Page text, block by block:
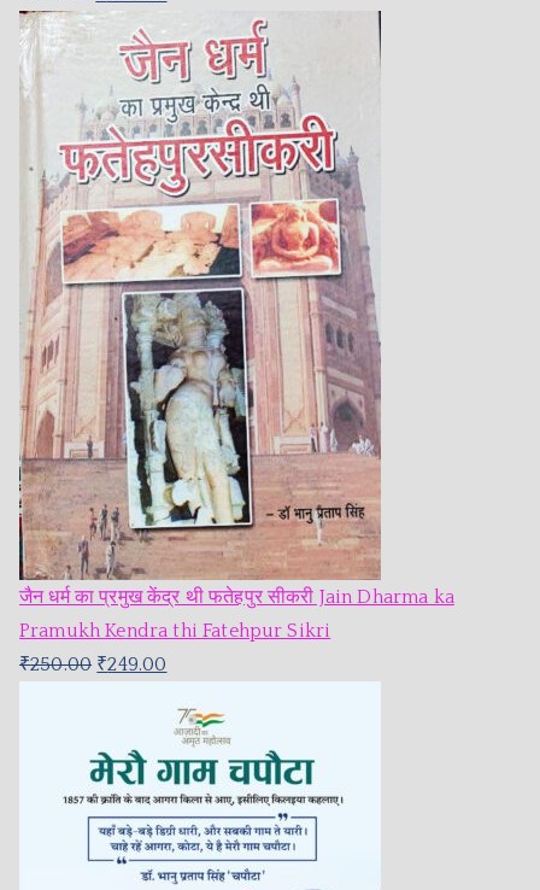
out of 5
जैन धर्म का प्रमुख केंद्र थी फतेहपुर सीकरी Jain Dharma ka
Pramukh Kendra thi Fatehpur Sikri
₹250.00 ₹249.00